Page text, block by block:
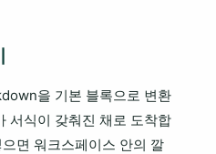
을 기본 블록으로 변환
서식이 갖춰진 채로 도착합
면 워크스페이스 안의 깔